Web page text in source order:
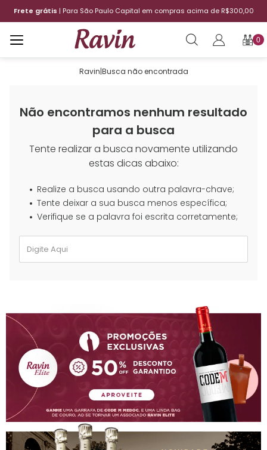
Paulo Capital em compras acima de R$300,00 12x sem
0
Ravin|Busca não encontrada
Não encontramos nenhum resultado
para a busca
Tente realizar a busca novamente utilizando
estas dicas abaixo:
Realize a busca usando outra palavra-chave;
Tente deixar a sua busca menos específica;
Verifique se a palavra foi escrita corretamente;